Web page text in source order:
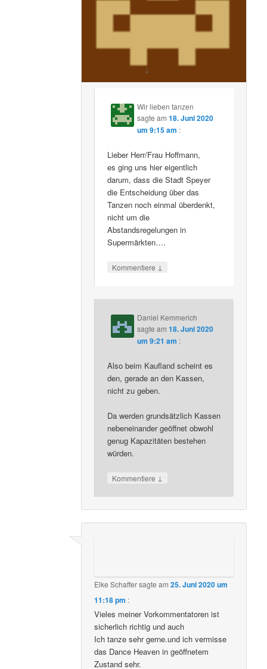
freuen, wenn Sie dafür Sorge tragen,
dass von allen Geschäften die
Kommentiere↓
Wir lieben tanzen
sagte am18. Juni 2020
um 9:15 am :
Lieber Herr/Frau Hoffmann,
es ging uns hier eigentlich
darum, dass die Stadt Speyer
die Entscheidung über das
Tanzen noch einmal überdenkt,
nicht um die
Abstandsregelungen in
Supermärkten….
Kommentiere ↓
Daniel Kemmerich
sagte am18. Juni 2020
um 9:21 am :
Also beim Kaufland scheint es
den, gerade an den Kassen,
nicht zu geben.
Da werden grundsätzlich Kassen
nebeneinander geöffnet obwohl
genug Kapazitäten bestehen
würden.
Kommentiere ↓
Elke Schaffersagte am25. Juni 2020 um
11:18 pm :
Vieles meiner Vorkommentatoren ist
sicherlich richtig und auch
Ich tanze sehr gerne.und ich vermisse
das Dance Heaven in geöffnetem
Zustand sehr.